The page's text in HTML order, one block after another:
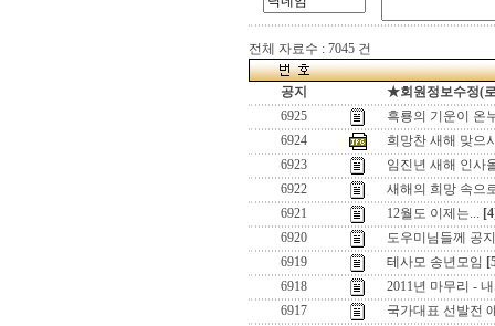
전체 자료수 : 7045 건
공지
★회원정보수정(
6925
흑룡의 기운이 온
6924
희망찬 새해 맞으
6923
임진년 새해 인사
6922
새해의 희망 속으
6921
12월도 이제는...
6920
도우미님들께 공
6919
테사모 송년모임
6918
2011년 마무리 -
6917
국가대표 선발전